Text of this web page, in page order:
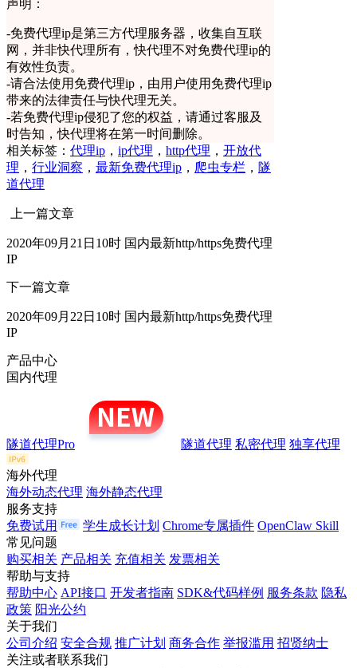
声明：
-免费代理ip是第三方代理服务器，收集自互联
网，并非快代理所有，快代理不对免费代理ip的
有效性负责。
-请合法使用免费代理ip，由用户使用免费代理ip
带来的法律责任与快代理无关。
-若免费代理ip侵犯了您的权益，请通过客服及
时告知，快代理将在第一时间删除。
相关标签： 代理ip ， ip代理 ， http代理 ， 开放代
理 ， 行业洞察 ， 最新免费代理ip ， 爬虫专栏 ， 隧
道代理
上一篇文章
2020年09月21日10时 国内最新http/https免费代理
IP
下一篇文章
2020年09月22日10时 国内最新http/https免费代理
IP
产品中心
国内代理
隧道代理Pro 隧道代理 私密代理 独享代理
海外代理
海外动态代理 海外静态代理
服务支持
免费试用
学生成长计划 Chrome专属插件 OpenClaw Skill
常见问题
购买相关 产品相关 充值相关 发票相关
帮助与支持
帮助中心 API接口 开发者指南 SDK&代码样例 服务条款 隐私
政策 阳光公约
关于我们
公司介绍 安全合规 推广计划 商务合作 举报滥用 招贤纳士
关注或者联系我们